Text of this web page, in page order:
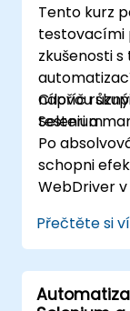
Tento kurz
testovacími
zkušenosti
napříč
Selenium.
Cílovou
testeri a
Po
schopni
WebDriver
Přečtěte si